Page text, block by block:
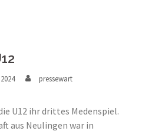
pressewart
U12 ihr drittes Medenspiel.
aus Neulingen war in